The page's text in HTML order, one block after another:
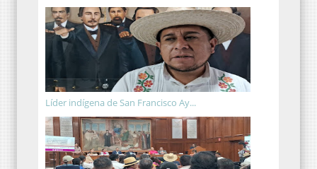
Líder indígena de San Francisco Ay...